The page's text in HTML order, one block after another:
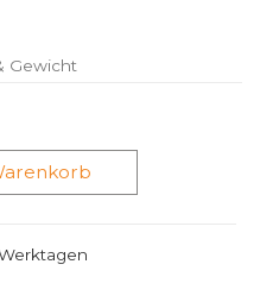
Gewicht